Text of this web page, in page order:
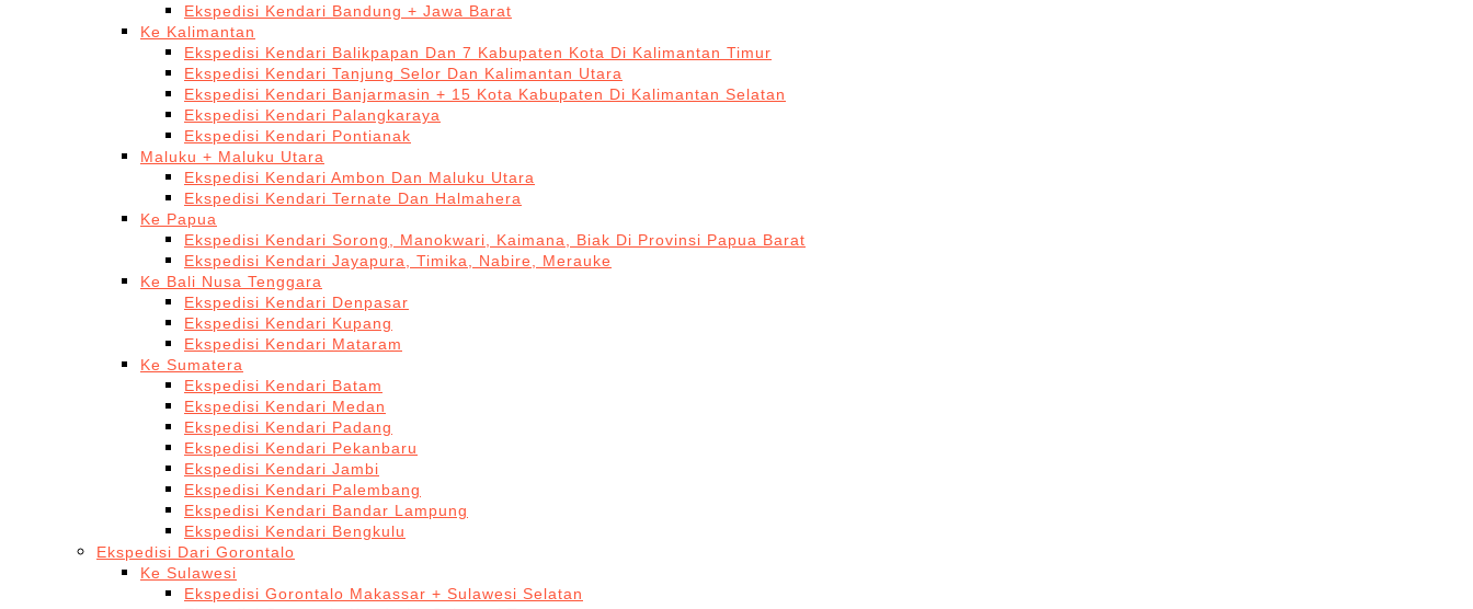
Ekspedisi Kendari Bandung + Jawa Barat
Ke Kalimantan
Ekspedisi Kendari Balikpapan Dan 7 Kabupaten Kota Di Kalimantan Timur
Ekspedisi Kendari Tanjung Selor Dan Kalimantan Utara
Ekspedisi Kendari Banjarmasin + 15 Kota Kabupaten Di Kalimantan Selatan
Ekspedisi Kendari Palangkaraya
Ekspedisi Kendari Pontianak
Maluku + Maluku Utara
Ekspedisi Kendari Ambon Dan Maluku Utara
Ekspedisi Kendari Ternate Dan Halmahera
Ke Papua
Ekspedisi Kendari Sorong, Manokwari, Kaimana, Biak Di Provinsi Papua Barat
Ekspedisi Kendari Jayapura, Timika, Nabire, Merauke
Ke Bali Nusa Tenggara
Ekspedisi Kendari Denpasar
Ekspedisi Kendari Kupang
Ekspedisi Kendari Mataram
Ke Sumatera
Ekspedisi Kendari Batam
Ekspedisi Kendari Medan
Ekspedisi Kendari Padang
Ekspedisi Kendari Pekanbaru
Ekspedisi Kendari Jambi
Ekspedisi Kendari Palembang
Ekspedisi Kendari Bandar Lampung
Ekspedisi Kendari Bengkulu
Ekspedisi Dari Gorontalo
Ke Sulawesi
Ekspedisi Gorontalo Makassar + Sulawesi Selatan